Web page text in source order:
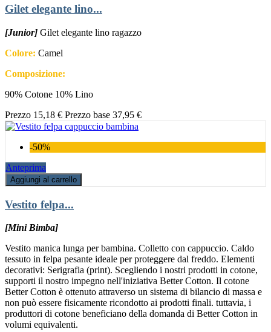
Gilet elegante lino...
[Junior] Gilet elegante lino ragazzo
Colore: Camel
Composizione:
90% Cotone 10% Lino
Prezzo 15,18 € Prezzo base 37,95 €
-50%
Anteprima
Aggiungi al carrello
Vestito felpa...
[Mini Bimba]
Vestito manica lunga per bambina. Colletto con cappuccio. Caldo
tessuto in felpa pesante ideale per proteggere dal freddo. Elementi
decorativi: Serigrafia (print). Scegliendo i nostri prodotti in cotone,
supporti il nostro impegno nell'iniziativa Better Cotton. Il cotone
Better Cotton è ottenuto attraverso un sistema di bilancio di massa e
non può essere fisicamente ricondotto ai prodotti finali. tuttavia, i
produttori di cotone beneficiano della domanda di Better Cotton in
volumi equivalenti.